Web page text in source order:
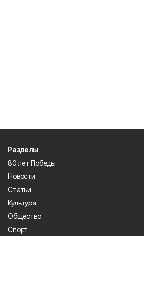
Разделы
80 лет Победы
Новости
Статьи
Культура
Общество
Спорт